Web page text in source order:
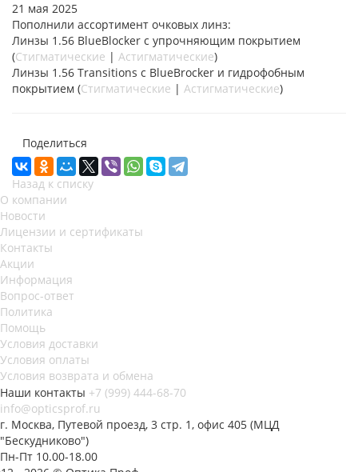
21 мая 2025
Пополнили ассортимент очковых линз:
Линзы 1.56 BlueBlocker с упрочняющим покрытием
(Стигматические | Астигматические)
Линзы 1.56 Transitions с BlueBrocker и гидрофобным
покрытием (Стигматические | Астигматические)
Поделиться
Назад к списку
О компании
Новости
Лицензии и сертификаты
Контакты
Акции
Информация
Вопрос-ответ
Политика
Помощь
Условия доставки
Условия оплаты
Условия возврата и обмена
Наши контакты +7 (999) 444-68-70
info@opticsprof.ru
г. Москва, Путевой проезд, 3 стр. 1, офис 405 (МЦД
"Бескудниково")
Пн-Пт 10.00-18.00